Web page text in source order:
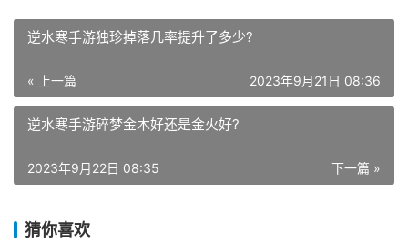
逆水寒手游独珍掉落几率提升了多少?
« 上一篇 2023年9月21日 08:36
逆水寒手游碎梦金木好还是金火好?
下一篇 »
2023年9月22日 08:35
猜你喜欢